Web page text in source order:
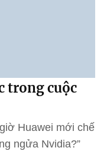
trong cuộc
Huawei mới chế
ngửa Nvidia?”